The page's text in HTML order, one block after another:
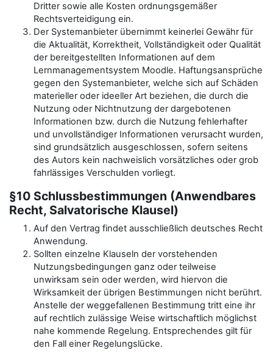
Dritter sowie alle Kosten ordnungsgemäßer
Rechtsverteidigung ein.
Der Systemanbieter übernimmt keinerlei Gewähr für
die Aktualität, Korrektheit, Vollständigkeit oder Qualität
der bereitgestellten Informationen auf dem
Lernmanagementsystem Moodle. Haftungsansprüche
gegen den Systemanbieter, welche sich auf Schäden
materieller oder ideeller Art beziehen, die durch die
Nutzung oder Nichtnutzung der dargebotenen
Informationen bzw. durch die Nutzung fehlerhafter
und unvollständiger Informationen verursacht wurden,
sind grundsätzlich ausgeschlossen, sofern seitens
des Autors kein nachweislich vorsätzliches oder grob
fahrlässiges Verschulden vorliegt.
§10 Schlussbestimmungen (Anwendbares
Recht, Salvatorische Klausel)
Auf den Vertrag findet ausschließlich deutsches Recht
Anwendung.
Sollten einzelne Klauseln der vorstehenden
Nutzungsbedingungen ganz oder teilweise
unwirksam sein oder werden, wird hiervon die
Wirksamkeit der übrigen Bestimmungen nicht berührt.
Anstelle der weggefallenen Bestimmung tritt eine ihr
auf rechtlich zulässige Weise wirtschaftlich möglichst
nahe kommende Regelung. Entsprechendes gilt für
den Fall einer Regelungslücke.